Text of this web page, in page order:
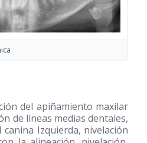
del apiñamiento maxilar
de líneas medias dentales,
Izquierda, nivelación